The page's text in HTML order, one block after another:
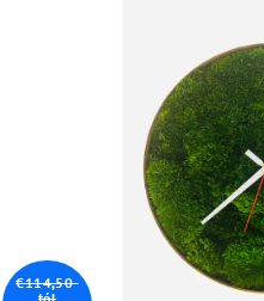
csillag.
€114,50-
tól